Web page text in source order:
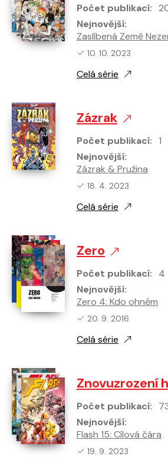
Počet publikací:
Nejnovější:
Zaslíbená Země
Nejnovější vydání:
10. 10. 2023
Celá série
Zázrak
Počet publikací: 1
Nejnovější:
Zázrak & Pružina
Nejnovější vydání:
18. 4. 2023
Celá série
Zero
Počet publikací:
4
Nejnovější:
Zero 4: Kdo ohněm
Nejnovější vydání:
20. 9. 2016
Celá série
Znovuzrození
Počet publikací:
Nejnovější:
Flash 15: Cílová čára
Nejnovější vydání:
19. 9. 2023